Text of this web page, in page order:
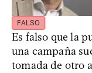
FALSO
Es falso que la
una campaña
tomada de otro